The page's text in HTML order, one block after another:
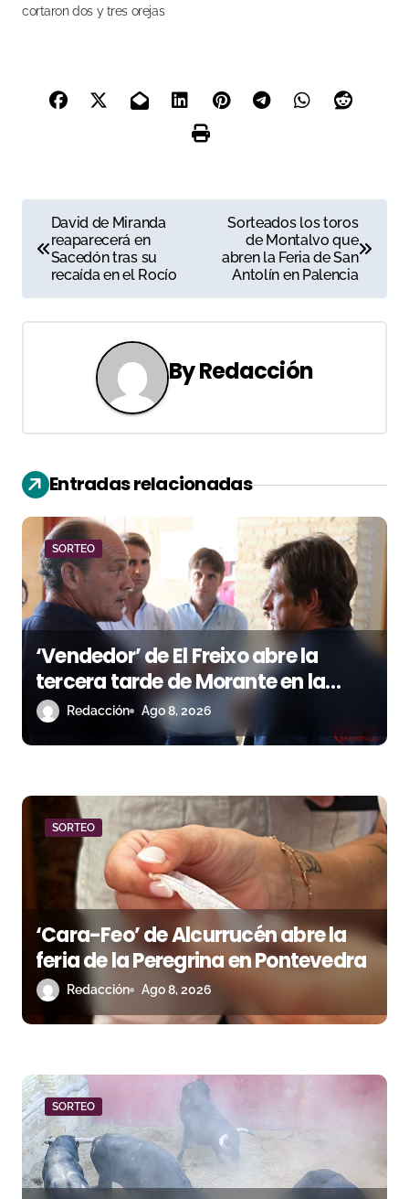
cortaron dos y tres orejas
a
v
e
c
i
ó
n
d
e
e
n
t
a
David de Miranda
reaparecerá en
Sacedón tras su
recaída en el Rocío
Sorteados los toros
de Montalvo que
abren la Feria de San
Antolín en Palencia
ByRedacción
Entradas relacionadas
SORTEO
‘Vendedor’ de El Freixo abre la
tercera tarde de Morante en la
temporada portuense
Redacción Ago 8, 2026
SORTEO
‘Cara-Feo’ de Alcurrucén abre la
feria de la Peregrina en Pontevedra
Redacción Ago 8, 2026
SORTEO